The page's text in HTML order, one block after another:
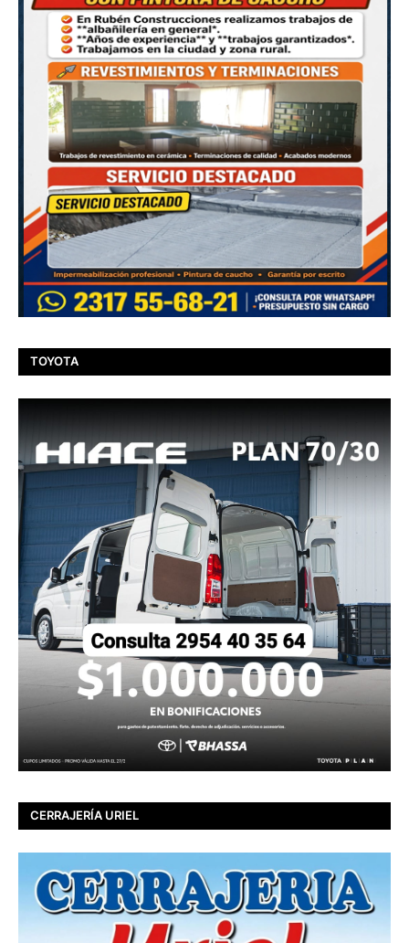
TOYOTA
CERRAJERÍA URIEL